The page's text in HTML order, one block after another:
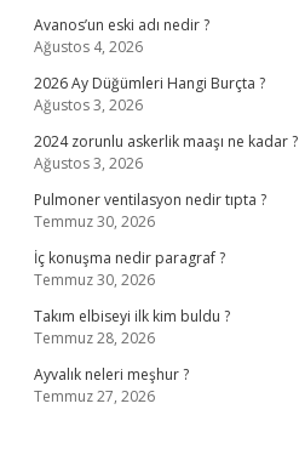
Avanos’un eski adı nedir ?
Ağustos 4, 2026
2026 Ay Düğümleri Hangi Burçta ?
Ağustos 3, 2026
2024 zorunlu askerlik maaşı ne kadar ?
Ağustos 3, 2026
Pulmoner ventilasyon nedir tıpta ?
Temmuz 30, 2026
İç konuşma nedir paragraf ?
Temmuz 30, 2026
Takım elbiseyi ilk kim buldu ?
Temmuz 28, 2026
Ayvalık neleri meşhur ?
Temmuz 27, 2026